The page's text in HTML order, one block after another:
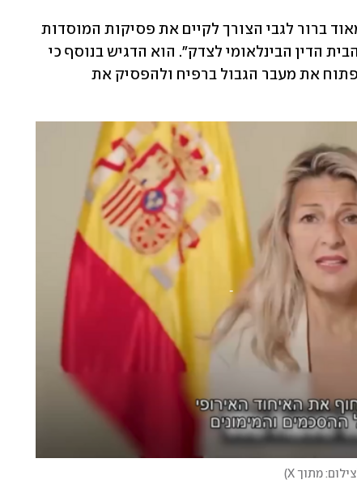
צילום: מתוך X )